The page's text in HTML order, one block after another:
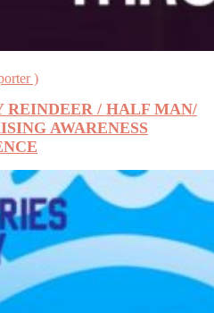
)
REINDEER / HALF MAN/
AWARENESS